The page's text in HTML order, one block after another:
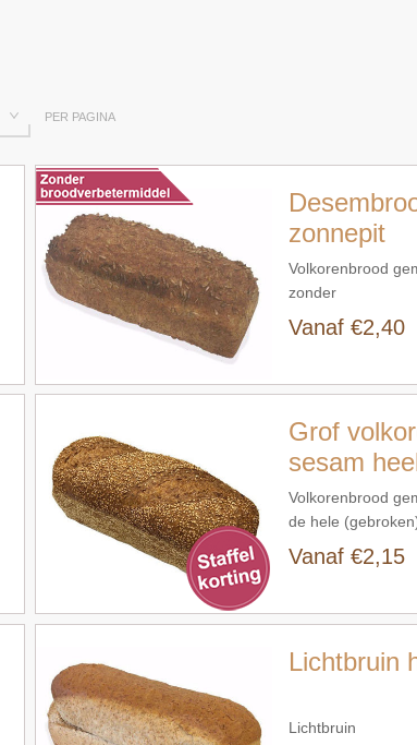
PER PAGINA
zonnepit
Volkorenbrood
zonder
zonnepitten
Vanaf €2,40
Snel bekijken
Grof
sesam
Volkorenbrood
de hele
tarwekorrel.
Vanaf €2,15
Snel bekijken
Lichtbruin
Lichtbruin
Snel bekijken